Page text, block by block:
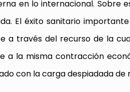
en lo internacional. Sobre
El éxito sanitario
a través del recurso de la
a la misma contracción
con la carga despiadada de